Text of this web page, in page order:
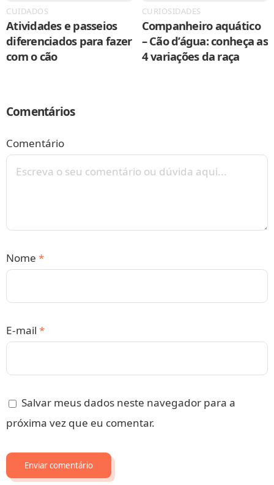
CUIDADOS
Atividades e passeios
diferenciados para fazer
com o cão
CURIOSIDADES
Companheiro aquático
– Cão d’água: conheça as
4 variações da raça
Comentários
Comentário
Nome *
E-mail *
Salvar meus dados neste navegador para a
próxima vez que eu comentar.